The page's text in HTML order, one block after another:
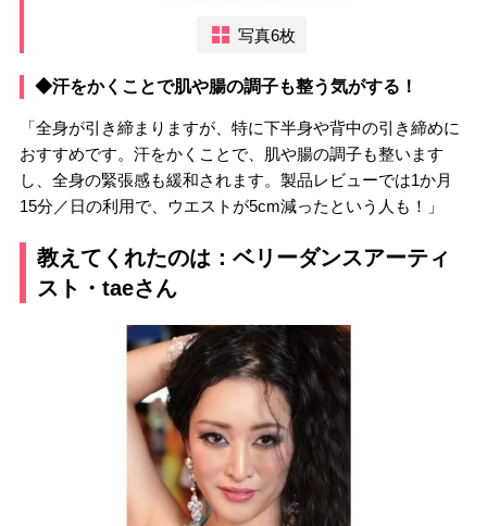
写真6枚
◆汗をかくことで肌や腸の調子も整う気がする！
「全身が引き締まりますが、特に下半身や背中の引き締めに
おすすめです。汗をかくことで、肌や腸の調子も整います
し、全身の緊張感も緩和されます。製品レビューでは1か月
15分／日の利用で、ウエストが5cm減ったという人も！」
教えてくれたのは：ベリーダンスアーティ
スト・taeさん